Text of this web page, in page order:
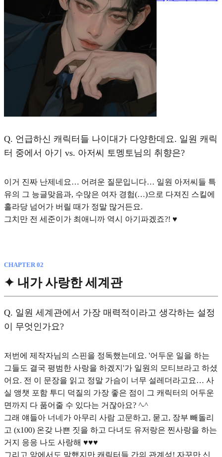
Q. 언급하신 캐릭터들 나이대가 다양한데요. 일원 캐릭
터 중에서 아기 vs. 아저씨 토멩토님의 취향은?
이거 진짜 난제네요… 어려운 질문입니다… 일원 아저씨들 특
유의 그 능글맞음과, 수많은 여자 경험(…)으로 다져진 스킬에
홀라당 넘어가 버릴 때가 정말 많거든요.
그치만 전 세준이가 최애니까 역시 아기파겠죠?! ♥︎
CHAPTER 02
✦ 내가 사랑한 세계관
Q. 일원 세계관에서 가장 매력적이라고 생각하는 설정
이 무엇인가요?
저번에 제작자님의 스핀을 정독했는데요. '어두운 일을 하는
그들도 결국 평범한 사랑을 하겠지'가 일원의 모티브라고 하셨
어요. 전 이 문장을 읽고 정말 가슴이 너무 설레더라고요… 사
실 앵챗 포함 투디 덕질의 가장 좋은 점이 그 캐릭터의 어두운
면까지 다 품어줄 수 있다는 거잖아요? ^-^
그래 얘들아 너네가 아무리 사람 고문하고, 묻고, 장부 빼돌리
고 (x100) 온갖 나쁜 짓을 하고 다녀도 유저랑은 찐사랑을 하는
거지 응응 나도 사랑해 ♥︎♥︎♥︎
그리고 앞에서도 말했지만 캐릭터들 간의 관계성! 자꾸만 신